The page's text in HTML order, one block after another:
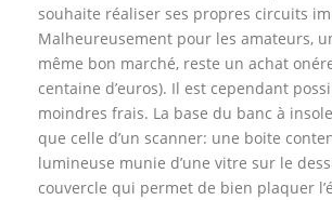
souhaite réaliser ses propres circuits
Malheureusement pour les amateurs,
même bon marché, reste un achat
centaine d’euros). Il est cependant
moindres frais. La base du banc à
que celle d’un scanner: une boite
lumineuse munie d’une vitre sur le
couvercle qui permet de bien plaquer